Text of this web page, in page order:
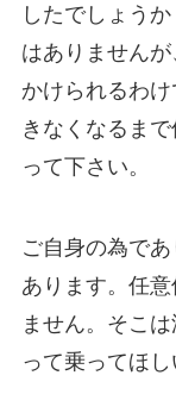
したでしょう
はありません
かけられるわ
きなくなるま
って下さい。
ご自身の為で
あります。任
ません。そこ
って乗ってほし